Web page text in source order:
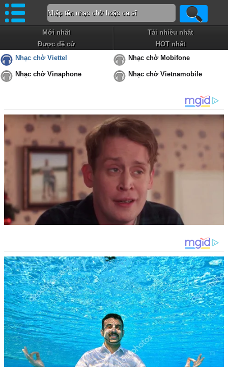
Mới nhất
Tải nhiều nhất
Được đề cử
HOT nhất
Nhạc chờ Viettel
Nhạc chờ Mobifone
Nhạc chờ Vinaphone Nhạc chờ Vietnamobile